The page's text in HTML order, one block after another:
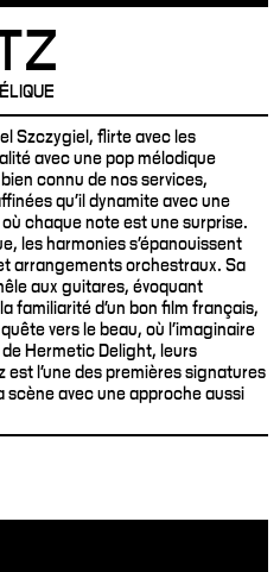
Szczygiel, flirte avec les
avec une pop mélodique
connu de nos services,
qu’il dynamite avec une
chaque note est une surprise.
les harmonies s’épanouissent
arrangements orchestraux. Sa
aux guitares, évoquant
familiarité d’un bon film français,
vers le beau, où l’imaginaire
de Hermetic Delight, leurs
est l’une des premières signatures
avec une approche aussi